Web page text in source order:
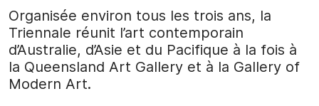
Organisée environ tous les trois ans, la
Triennale réunit l’art contemporain
d’Australie, d’Asie et du Pacifique à la fois à
la Queensland Art Gallery et à la Gallery of
Modern Art.